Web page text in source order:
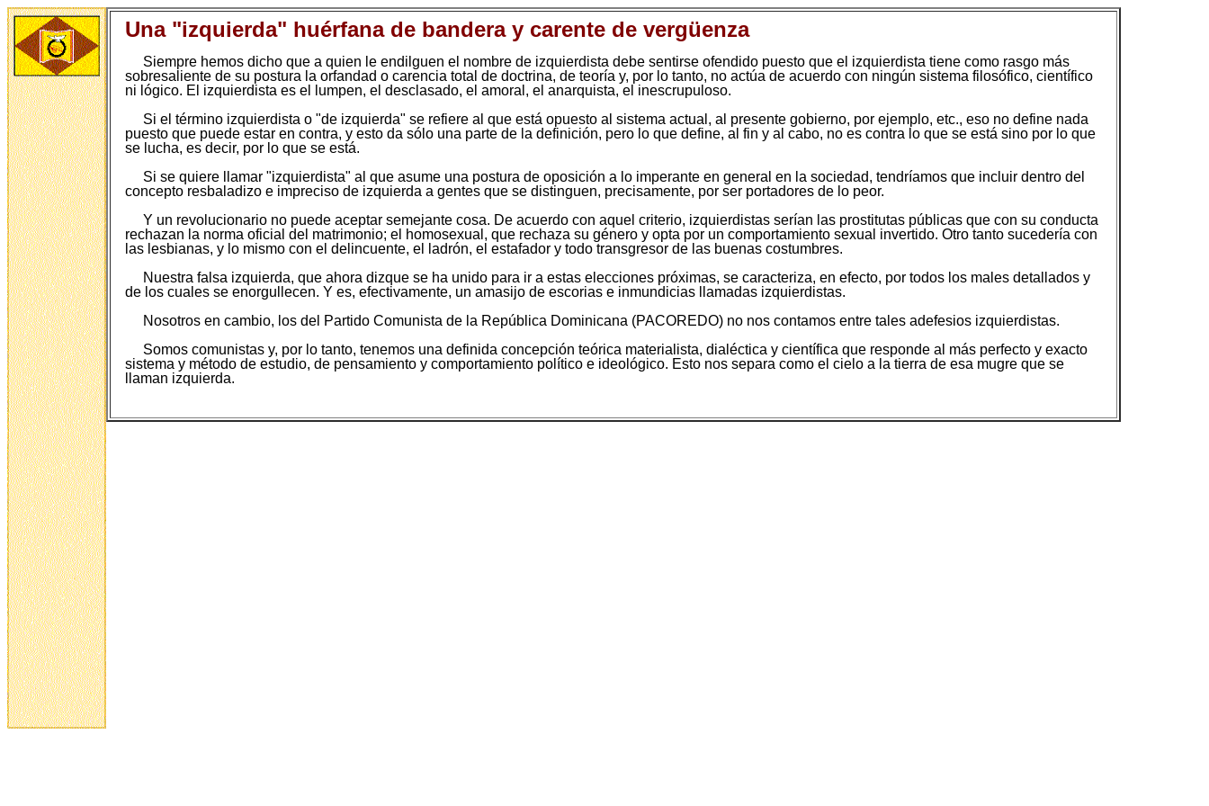
Una "izquierda" huérfana de bandera y carente de vergüenza
Siempre hemos dicho que a quien le endilguen el nombre de izquierdista debe sentirse ofendido puesto que el izquierdista tiene como rasgo más
sobresaliente de su postura la orfandad o carencia total de doctrina, de teoría y, por lo tanto, no actúa de acuerdo con ningún sistema filosófico, científico
ni lógico. El izquierdista es el lumpen, el desclasado, el amoral, el anarquista, el inescrupuloso.
Si el término izquierdista o "de izquierda" se refiere al que está opuesto al sistema actual, al presente gobierno, por ejemplo, etc., eso no define nada
puesto que puede estar en contra, y esto da sólo una parte de la definición, pero lo que define, al fin y al cabo, no es contra lo que se está sino por lo que
se lucha, es decir, por lo que se está.
Si se quiere llamar "izquierdista" al que asume una postura de oposición a lo imperante en general en la sociedad, tendríamos que incluir dentro del
concepto resbaladizo e impreciso de izquierda a gentes que se distinguen, precisamente, por ser portadores de lo peor.
Y un revolucionario no puede aceptar semejante cosa. De acuerdo con aquel criterio, izquierdistas serían las prostitutas públicas que con su conducta
rechazan la norma oficial del matrimonio; el homosexual, que rechaza su género y opta por un comportamiento sexual invertido. Otro tanto sucedería con
las lesbianas, y lo mismo con el delincuente, el ladrón, el estafador y todo transgresor de las buenas costumbres.
Nuestra falsa izquierda, que ahora dizque se ha unido para ir a estas elecciones próximas, se caracteriza, en efecto, por todos los males detallados y
de los cuales se enorgullecen. Y es, efectivamente, un amasijo de escorias e inmundicias llamadas izquierdistas.
Nosotros en cambio, los del Partido Comunista de la República Dominicana (PACOREDO) no nos contamos entre tales adefesios izquierdistas.
Somos comunistas y, por lo tanto, tenemos una definida concepción teórica materialista, dialéctica y científica que responde al más perfecto y exacto
sistema y método de estudio, de pensamiento y comportamiento político e ideológico. Esto nos separa como el cielo a la tierra de esa mugre que se
llaman izquierda.